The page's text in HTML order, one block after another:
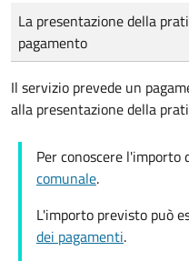
Tipo di pagamento
Importo
La presentazione della
pagamento
Il servizio prevede un
alla presentazione della
Per conoscere l'importo
comunale.
L'importo previsto può
dei pagamenti.